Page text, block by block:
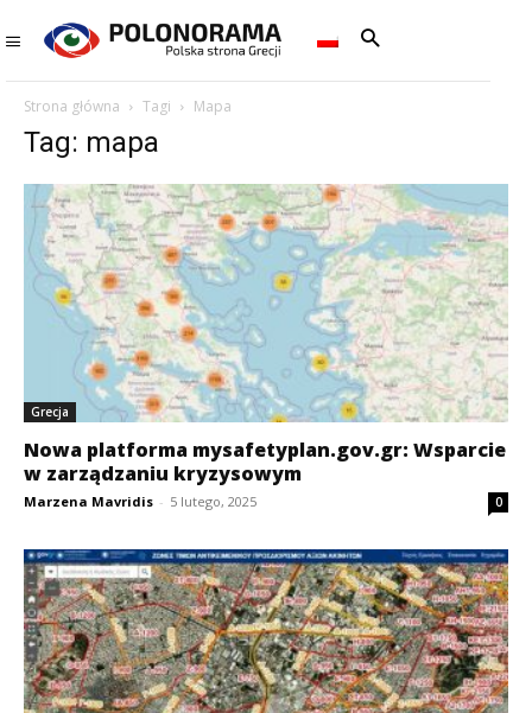
Strona główna Tagi Mapa
Tag: mapa
Grecja
Nowa platforma mysafetyplan.gov.gr: Wsparcie
w zarządzaniu kryzysowym
Marzena Mavridis - 5 lutego, 2025 0